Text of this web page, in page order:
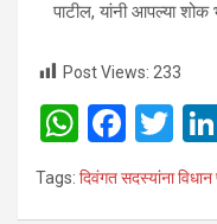
पाटील, यांनी आपल्या शोक
Post Views: 233
W
h
at
F
a
ce
T
wi
Tags: दिवंगत सदस्यांना विधान